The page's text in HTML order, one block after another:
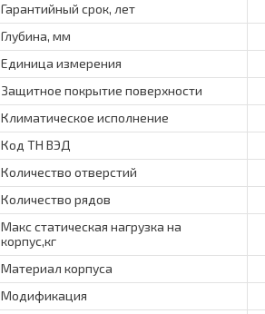
Гарантийный срок, лет
Глубина, мм
Единица измерения
Защитное покрытие поверхности
Климатическое исполнение
Код ТН ВЭД
Количество отверстий
Количество рядов
Макс статическая нагрузка на
корпус,кг
Материал корпуса
Модификация